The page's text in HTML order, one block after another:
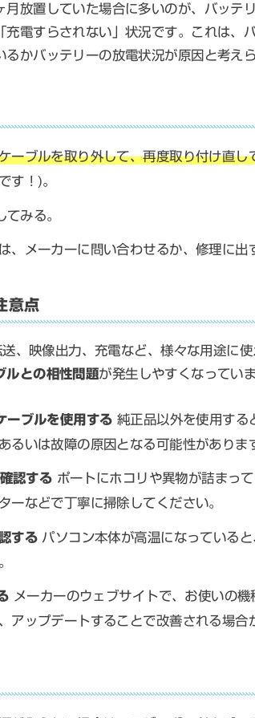
月放置していた場合に多いのが、バッテ
充電すらされない」状況です。これは、
かバッテリーの放電状況が原因と考えら
ーブルを取り外して、再度取り付け直し
す！)。
みる。
、メーカーに問い合わせるか、修理に出
意点
、映像出力、充電など、様々な用途に
ルとの相性問題が発生しやすくなっていま
ーブルを使用する 純正品以外を使用する
るいは故障の原因となる可能性がありま
認する ポートにホコリや異物が詰まっ
ーなどで丁寧に掃除してください。
する パソコン本体が高温になっている
メーカーのウェブサイトで、お使いの
アップデートすることで改善される場合